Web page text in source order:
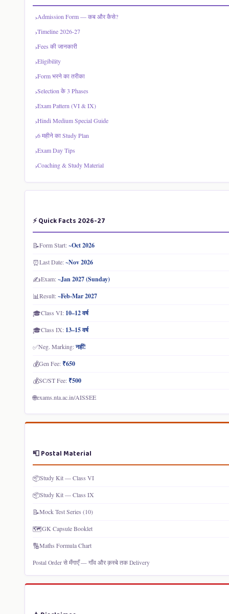
Admission Form — कब और कैसे?
Timeline 2026-27
Fees की जानकारी
Eligibility
Form भरने का तरीका
Selection के 3 Phases
Exam Pattern (VI & IX)
Hindi Medium Special Guide
6 महीने का Study Plan
Exam Day Tips
Coaching & Study Material
⚡ Quick Facts 2026-27
📝Form Start:~Oct 2026
⏰Last Date:~Nov 2026
✍️Exam:~Jan 2027 (Sunday)
📊Result:~Feb-Mar 2027
🎓Class VI: 10–12 वर्ष
🎓Class IX: 13–15 वर्ष
✅Neg. Marking:नहीं!
💰Gen Fee: ₹650
💰SC/ST Fee: ₹500
🌐exams.nta.ac.in/AISSEE
📮 Postal Material
📦Study Kit — Class VI
📦Study Kit — Class IX
📝Mock Test Series (10)
🗺️GK Capsule Booklet
🔢Maths Formula Chart
Postal Order से मँगाएँ — गाँव और क़स्बे तक Delivery